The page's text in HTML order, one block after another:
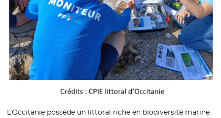
L’Occitanie possède un littoral riche en biodiversité marine